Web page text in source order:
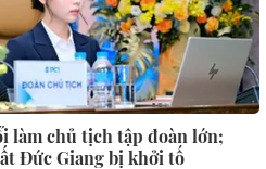
làm chủ tịch tập đoàn lớn;
Đức Giang bị khởi tố